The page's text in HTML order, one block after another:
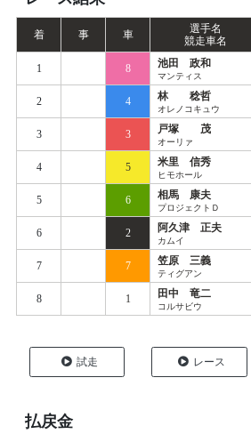
着 事 車
選手名
競走車名
1 8 池田 政和
マンティス
2 4 林 稔哲
オレノコキュウ
3 3 戸塚 茂
オーリァ
4 5 米里 信秀
ヒモホール
5 6 相馬 康夫
プロジェクトＤ
6 2 阿久津 正夫
カムイ
7 7 笠原 三義
ティグアン
8 1 田中 竜二
コルサビウ
試走 レース
払戻金